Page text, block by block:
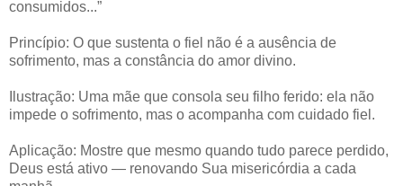
consumidos...”
Princípio: O que sustenta o fiel não é a ausência de
sofrimento, mas a constância do amor divino.
Ilustração: Uma mãe que consola seu filho ferido: ela não
impede o sofrimento, mas o acompanha com cuidado fiel.
Aplicação: Mostre que mesmo quando tudo parece perdido,
Deus está ativo — renovando Sua misericórdia a cada